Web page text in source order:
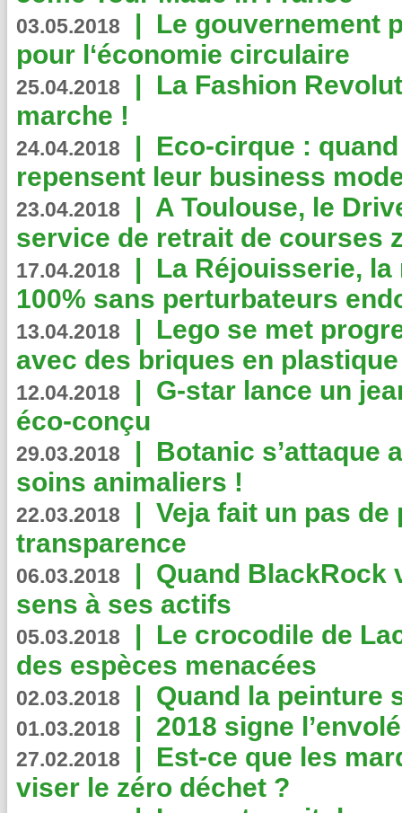
03.05.2018 | Le gouvernement
pour l‘économie circulaire
25.04.2018 | La Fashion
marche !
24.04.2018 | Eco-cirque :
repensent leur business
23.04.2018 | A Toulouse, le
service de retrait de courses
17.04.2018 | La Réjouisserie,
100% sans perturbateurs
13.04.2018 | Lego se met
avec des briques en
12.04.2018 | G-star lance un
éco-conçu
29.03.2018 | Botanic s’attaque
soins animaliers !
22.03.2018 | Veja fait un pas de
transparence
06.03.2018 | Quand BlackRock
sens à ses actifs
05.03.2018 | Le crocodile de
des espèces menacées
02.03.2018 | Quand la peinture
01.03.2018 | 2018 signe
27.02.2018 | Est-ce que les
viser le zéro déchet ?